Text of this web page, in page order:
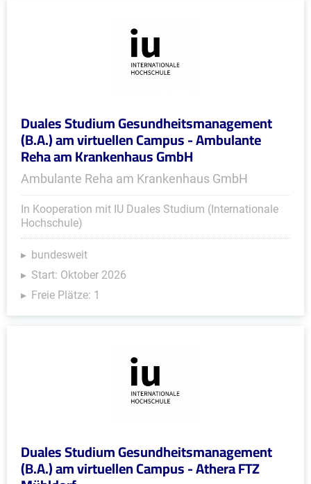
Duales Studium Gesundheitsmanagement
(B.A.) am virtuellen Campus - Ambulante
Reha am Krankenhaus GmbH
Ambulante Reha am Krankenhaus GmbH
In Kooperation mit IU Duales Studium (Internationale
Hochschule)
bundesweit
Start: Oktober 2026
Freie Plätze: 1
Duales Studium Gesundheitsmanagement
(B.A.) am virtuellen Campus - Athera FTZ